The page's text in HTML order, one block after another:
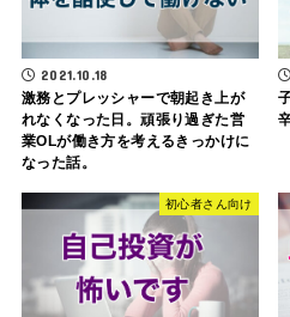
2021.10.18
激務とプレッシャーで朝起き上が
れなくなった日。頑張り過ぎた営
業OLが働き方を考えるきっかけに
なった話。
初心者さん向け